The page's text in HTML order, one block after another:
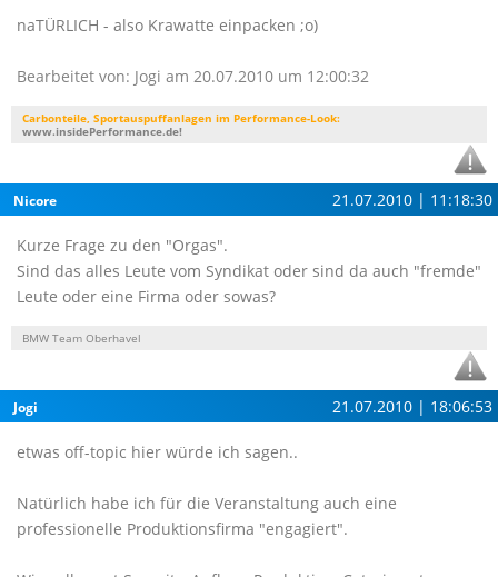
naTÜRLICH - also Krawatte einpacken ;o)
Bearbeitet von: Jogi am 20.07.2010 um 12:00:32
Carbonteile, Sportauspuffanlagen im Performance-Look:
www.insidePerformance.de!
Nicore 21.07.2010 | 11:18:30
Kurze Frage zu den "Orgas".
Sind das alles Leute vom Syndikat oder sind da auch "fremde"
Leute oder eine Firma oder sowas?
BMW Team Oberhavel
Jogi 21.07.2010 | 18:06:53
etwas off-topic hier würde ich sagen..
Natürlich habe ich für die Veranstaltung auch eine
professionelle Produktionsfirma "engagiert".